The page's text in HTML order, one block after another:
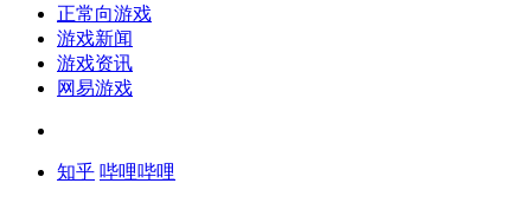
正常向游戏
游戏新闻
游戏资讯
网易游戏
知乎 哔哩哔哩